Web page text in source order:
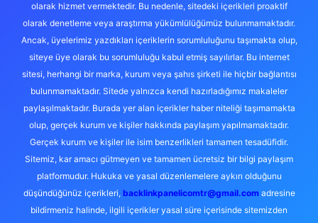
olarak hizmet vermektedir. Bu nedenle, sitedeki içerikleri proaktif
olarak denetleme veya araştırma yükümlülüğümüz bulunmamaktadır.
Ancak, üyelerimiz yazdıkları içeriklerin sorumluluğunu taşımakta olup,
siteye üye olarak bu sorumluluğu kabul etmiş sayılırlar. Bu internet
sitesi, herhangi bir marka, kurum veya şahıs şirketi ile hiçbir bağlantısı
bulunmamaktadır. Sitede yalnızca kendi hazırladığımız makaleler
paylaşılmaktadır. Burada yer alan içerikler haber niteliği taşımamakta
olup, gerçek kurum ve kişiler hakkında paylaşım yapılmamaktadır.
Gerçek kurum ve kişiler ile isim benzerlikleri tamamen tesadüfidir.
Sitemiz, kar amacı gütmeyen ve tamamen ücretsiz bir bilgi paylaşım
platformudur. Hukuka ve yasal düzenlemelere aykırı olduğunu
düşündüğünüz içerikleri, backlinkpanelicomtr@gmail.comadresine
bildirmeniz halinde, ilgili içerikler yasal süre içerisinde sitemizden